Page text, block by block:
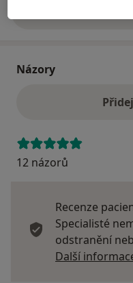
Názory
12 názorů
Recenze
Specialisté
odstranění
Další